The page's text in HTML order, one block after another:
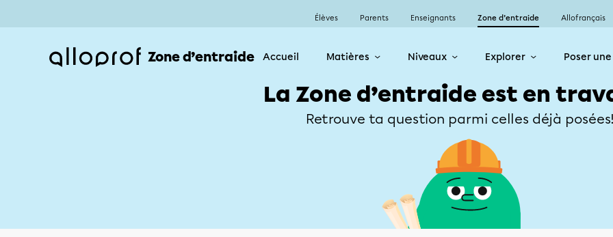
Élèves Parents Enseignants Zone d’entraide Allofrançais
Zone d’entraide Accueil Matières Niveaux Explorer Poser
La Zone d’entraide est en
Retrouve ta question parmi celles déjà